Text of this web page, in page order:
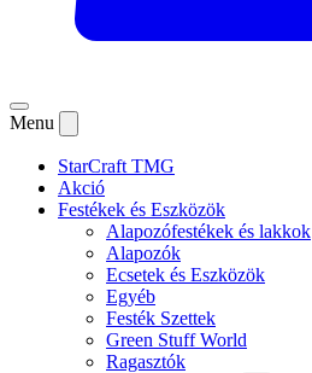
Menu
StarCraft TMG
Akció
Festékek és Eszközök
Alapozófestékek és lakkok
Alapozók
Ecsetek és Eszközök
Egyéb
Festék Szettek
Green Stuff World
Ragasztók